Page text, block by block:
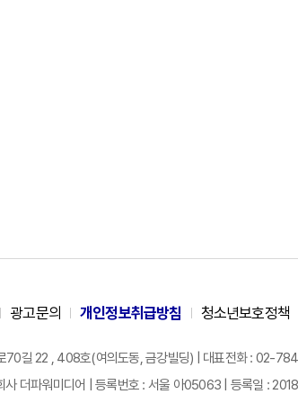
광고문의 개인정보취급방침 청소년보호정책
70길 22 , 408호(여의도동, 금강빌딩) | 대표전화 : 02-
사 더파워미디어 | 등록번호 : 서울 아05063 | 등록일 :